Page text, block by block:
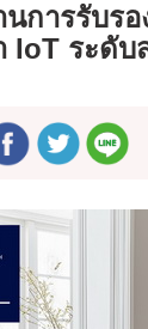
การรับร
IoT ระดับ